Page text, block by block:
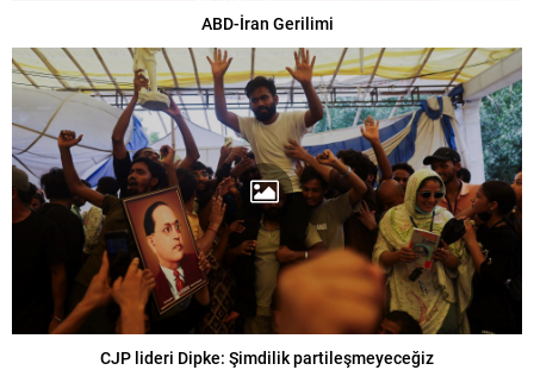
ABD-İran Gerilimi
CJP lideri Dipke: Şimdilik partileşmeyeceğiz